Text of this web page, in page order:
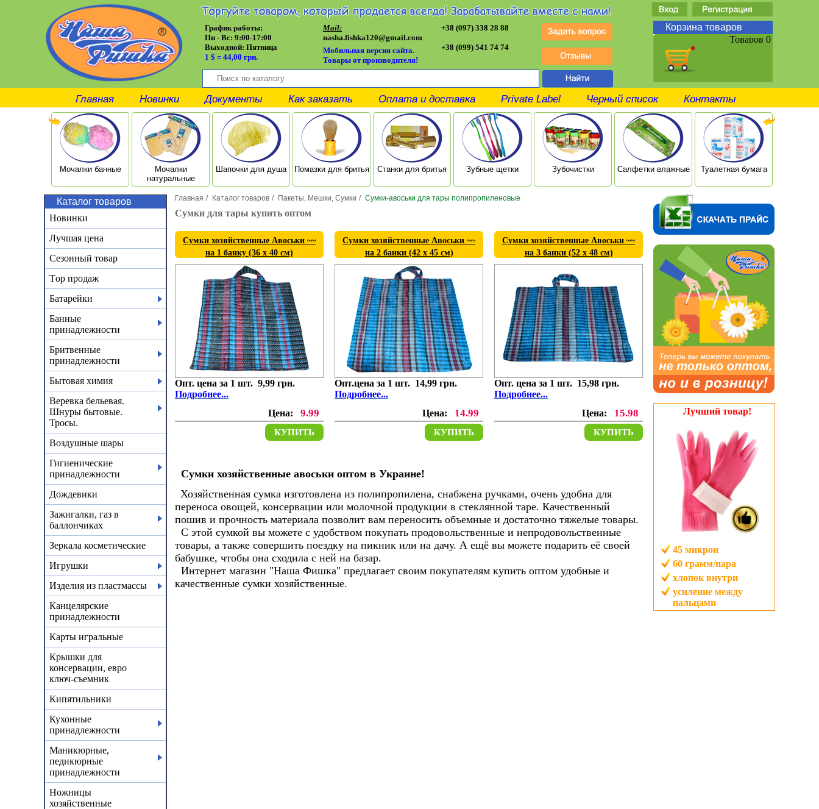
График работы:
Пн - Вс: 9:00-17:00
Выходной: Пятница
1 $ = 44,00 грн.
Mail:
nasha.fishka120@gmail.com
Мобильная версия сайта.
Товары от производителя!
+38 (097) 338 28 88
+38 (099) 541 74 74
Главная Новинки Документы Как заказать Оплата и доставка Private Label Черный список Контакты
Мочалки банные
Мочалки
натуральные
Шапочки для душа Помазки для бритья Станки для бритья Зубные щетки Зубочистки Салфетки влажные Туалетная бумага
Каталог товаров
Новинки
Лучшая цена
Сезонный товар
Тop продаж
Батарейки
Банные
принадлежности
Бритвенные
принадлежности
Бытовая химия
Веревка бельевая.
Шнуры бытовые.
Тросы.
Воздушные шары
Гигиенические
принадлежности
Дождевики
Зажигалки, газ в
баллончиках
Зеркала косметические
Игрушки
Изделия из пластмассы
Канцелярские
принадлежности
Карты игральные
Крышки для
консервации, евро
ключ-съемник
Кипятильники
Кухонные
принадлежности
Маникюрные,
педикюрные
принадлежности
Ножницы
хозяйственные
Корзина товаров
Товаров 0
Лучший товар!
45 микрон
60 грамм/пара
хлопок внутри
усиление между
пальцами
Главная / Каталог товаров / Пакеты, Мешки, Сумки / Сумки-авоськи для тары полипропиленовые
Сумки для тары купить оптом
Сумки хозяйственные Авоськи ~~
на 1 банку (36 х 40 см)
Опт. цена за 1 шт. 9,99 грн.
Подробнее...
Цена:
9.99
КУПИТЬ
Сумки хозяйственные Авоськи ~~
на 2 банки (42 х 45 см)
Опт.цена за 1 шт. 14,99 грн.
Подробнее...
Цена:
14.99
КУПИТЬ
Сумки хозяйственные Авоськи ~~
на 3 банки (52 х 48 см)
Опт. цена за 1 шт. 15,98 грн.
Подробнее...
Цена:
15.98
КУПИТЬ
Сумки хозяйственные авоськи оптом в Украине!
Хозяйственная сумка изготовлена из полипропилена, снабжена ручками, очень удобна для
переноса овощей, консервации или молочной продукции в стеклянной таре. Качественный
пошив и прочность материала позволит вам переносить объемные и достаточно тяжелые товары.
С этой сумкой вы можете с удобством покупать продовольственные и непродовольственные
товары, а также совершить поездку на пикник или на дачу. А ещё вы можете подарить её своей
бабушке, чтобы она сходила с ней на базар.
Интернет магазин "Наша Фишка" предлагает своим покупателям купить оптом удобные и
качественные сумки хозяйственные.